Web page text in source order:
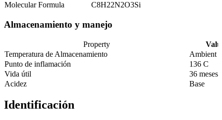
Molecular Formula
C8H22N2O3Si
Almacenamiento y manejo
Property
Temperatura de Almacenamiento
Ambient
Punto de inflamación
136 C
Vida útil
36 meses
Acidez
Base
Identificación